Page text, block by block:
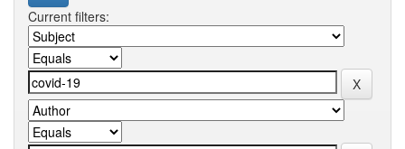
Current filters: